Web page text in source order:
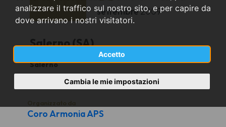
analizzare il traffico sul nostro sito, e per capire da
dove arrivano i nostri visitatori.
Accetto
Cambia le mie impostazioni
settembre2009
Salerno (SA)
Salerno
19
Coro Armonia APS